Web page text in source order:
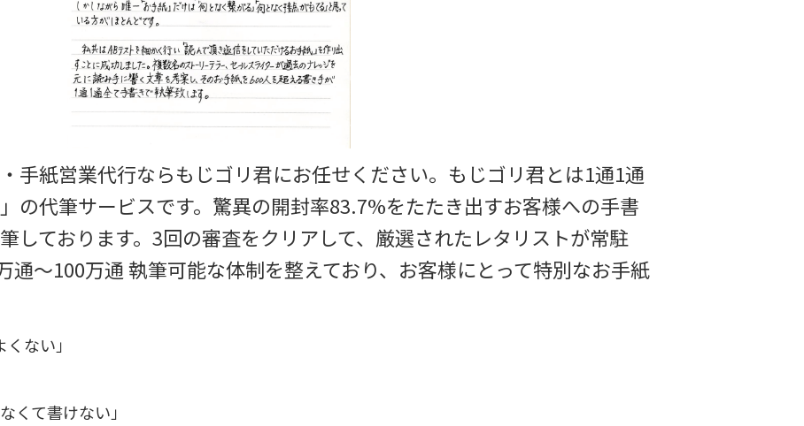
手紙営業代行ならもじゴリ君にお任せください。もじゴリ君とは1通1通
の代筆サービスです。驚異の開封率83.7%をたたき出すお客様への手書
しております。3回の審査をクリアして、厳選されたレタリストが常駐
通～100万通 執筆可能な体制を整えており、お客様にとって特別なお手紙
ない」
くて書けない」